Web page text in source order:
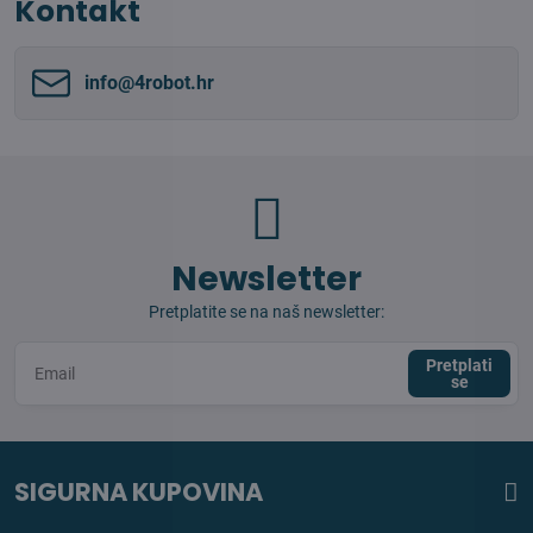
Kontakt
info​@4robot​.hr
Newsletter
Pretplatite se na naš newsletter:
Pretplati
se
SIGURNA KUPOVINA